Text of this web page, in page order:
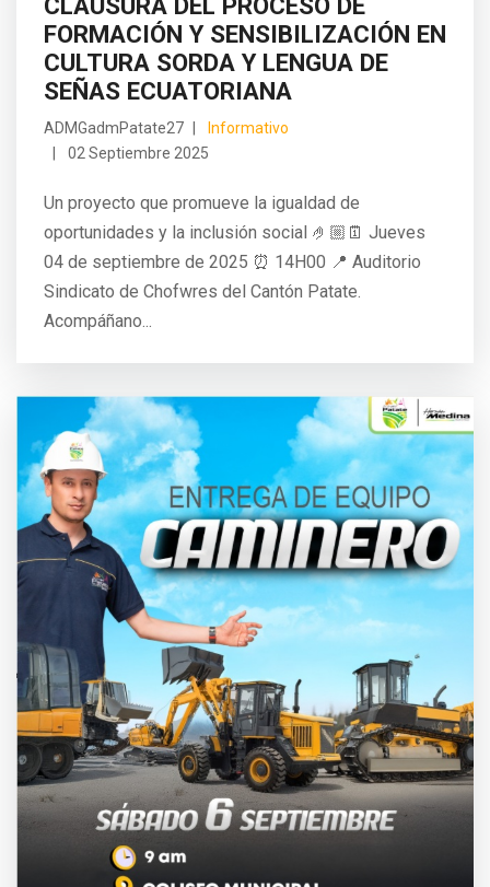
CLAUSURA DEL PROCESO DE
FORMACIÓN Y SENSIBILIZACIÓN EN
CULTURA SORDA Y LENGUA DE
SEÑAS ECUATORIANA
ADMGadmPatate27
Informativo
02 Septiembre 2025
Un proyecto que promueve la igualdad de
oportunidades y la inclusión social 🤌🏼🗓 Jueves
04 de septiembre de 2025 ⏰ 14H00 📍 Auditorio
Sindicato de Chofwres del Cantón Patate.
Acompáñano...